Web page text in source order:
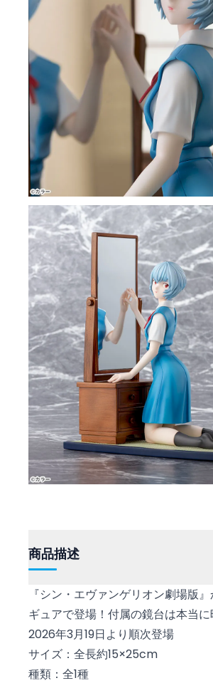
商品描述
『シン・エヴァンゲリオン劇場版
ギュアで登場！付属の鏡台は本当
2026年3月19日より順次登場
サイズ：全長約15×25cm
種類：全1種